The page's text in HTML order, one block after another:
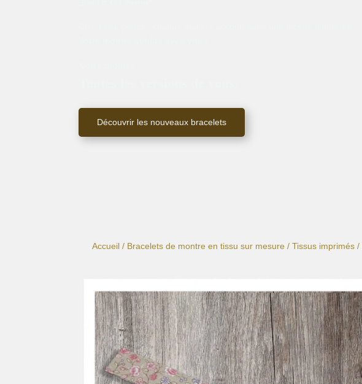
Découvrir les nouveaux bracelets
Accueil / Bracelets de montre en tissu sur mesure /Tissus imprimés /